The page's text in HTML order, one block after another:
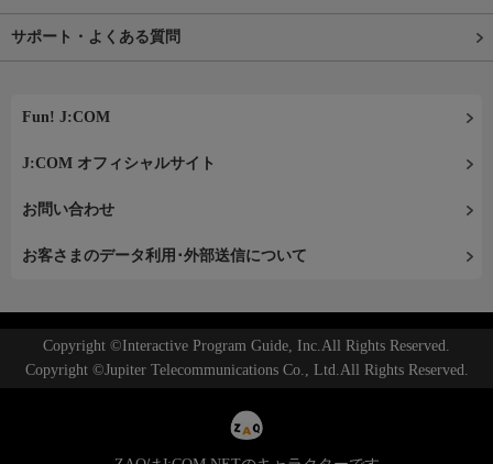
サポート・よくある質問
Fun! J:COM
J:COM オフィシャルサイト
お問い合わせ
お客さまのデータ利用･外部送信について
Copyright ©Interactive Program Guide, Inc.All Rights Reserved.
Copyright ©Jupiter Telecommunications Co., Ltd.All Rights Reserved.